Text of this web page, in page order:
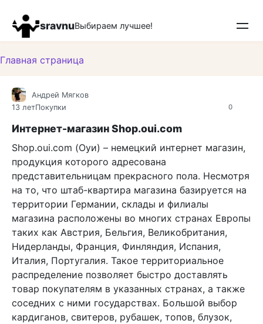
контенту
sravnuВыбираем лучшее!
Главная страница
0
Андрей Мягков
13 летПокупки
Интернет-магазин Shop.oui.com
Shop.oui.com (Оуи) – немецкий интернет магазин,
продукция которого адресована
представительницам прекрасного пола. Несмотря
на то, что штаб-квартира магазина базируется на
территории Германии, склады и филиалы
магазина расположены во многих странах Европы
таких как Австрия, Бельгия, Великобритания,
Нидерланды, Франция, Финляндия, Испания,
Италия, Португалия. Такое территориальное
распределение позволяет быстро доставлять
товар покупателям в указанных странах, а также
соседних с ними государствах. Большой выбор
кардиганов, свитеров, рубашек, топов, блузок,